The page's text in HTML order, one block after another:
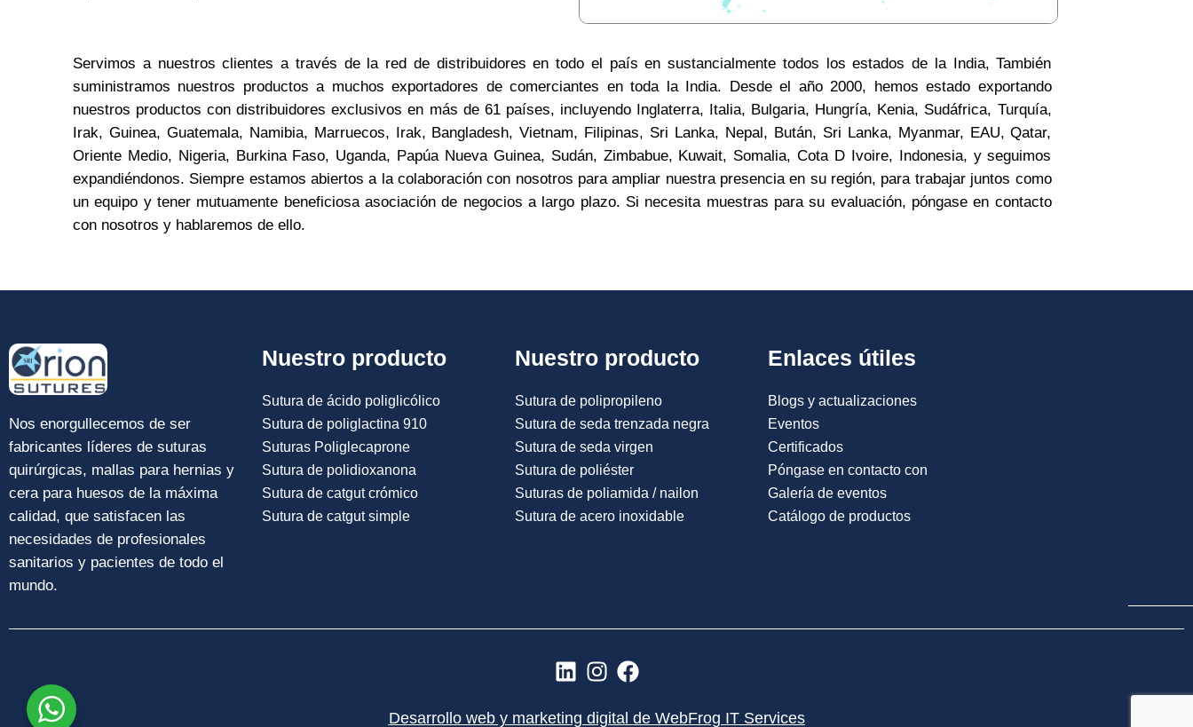
Nombre De Empresa
Servimos a nuestros clientes a través de la red de distribuidores en todo el país en sustancialmente todos los estados de la India, También
suministramos nuestros productos a muchos exportadores de comerciantes en toda la India. Desde el año 2000, hemos estado exportando
nuestros productos con distribuidores exclusivos en más de 61 países, incluyendo Inglaterra, Italia, Bulgaria, Hungría, Kenia, Sudáfrica, Turquía,
Irak, Guinea, Guatemala, Namibia, Marruecos, Irak, Bangladesh, Vietnam, Filipinas, Sri Lanka, Nepal, Bután, Sri Lanka, Myanmar, EAU, Qatar,
Oriente Medio, Nigeria, Burkina Faso, Uganda, Papúa Nueva Guinea, Sudán, Zimbabue, Kuwait, Somalia, Cota D Ivoire, Indonesia, y seguimos
expandiéndonos. Siempre estamos abiertos a la colaboración con nosotros para ampliar nuestra presencia en su región, para trabajar juntos como
un equipo y tener mutuamente beneficiosa asociación de negocios a largo plazo. Si necesita muestras para su evaluación, póngase en contacto
con nosotros y hablaremos de ello.
Nos enorgullecemos de ser
fabricantes líderes de suturas
quirúrgicas, mallas para hernias y
cera para huesos de la máxima
calidad, que satisfacen las
necesidades de profesionales
sanitarios y pacientes de todo el
mundo.
Nuestro producto
Sutura de ácido poliglicólico
Sutura de poliglactina 910
Suturas Poliglecaprone
Sutura de polidioxanona
Sutura de catgut crómico
Sutura de catgut simple
Nuestro producto
Sutura de polipropileno
Sutura de seda trenzada negra
Sutura de seda virgen
Sutura de poliéster
Suturas de poliamida / nailon
Sutura de acero inoxidable
Enlaces útiles
Blogs y actualizaciones
Eventos
Certificados
Póngase en contacto con
Galería de eventos
Catálogo de productos
L
n
I
s
F
c
Desarrollo web y marketing digital de WebFrog IT Services